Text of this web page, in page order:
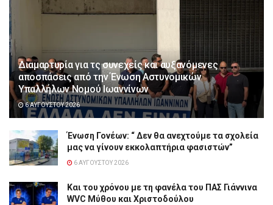
Διαμαρτυρία για τς συνεχείς και αυξανόμενες
αποσπάσεις από την Ένωση Αστυνομικών
Υπαλλήλων Νομού Ιωαννίνων
6 ΑΥΓΟΎΣΤΟΥ 2026
Ένωση Γονέων: “ Δεν θα ανεχτούμε τα σχολεία
μας να γίνουν εκκολαπτήρια φασιστών”
6 ΑΥΓΟΎΣΤΟΥ 2026
Και του χρόνου με τη φανέλα του ΠΑΣ Γιάννινα
WVC Μύθου και Χριστοδούλου